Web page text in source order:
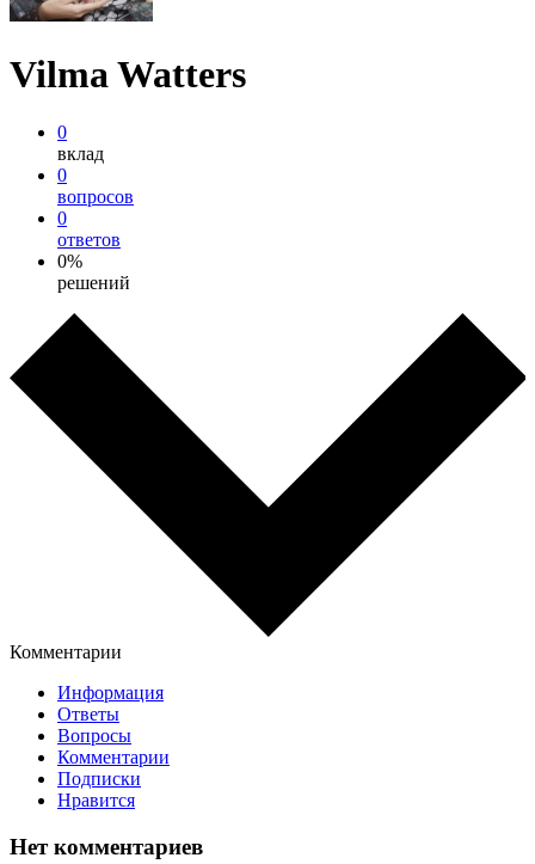
Vilma Watters
0
вклад
0
вопросов
0
ответов
0%
решений
Комментарии
Информация
Ответы
Вопросы
Комментарии
Подписки
Нравится
Нет комментариев